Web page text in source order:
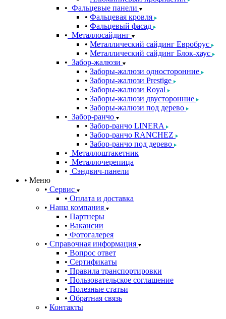
Фальцевые панели
Фальцевая кровля
Фальцевый фасад
Металлосайдинг
Металлический сайдинг Евробрус
Металлический сайдинг Блок-хаус
Забор-жалюзи
Заборы-жалюзи односторонние
Заборы-жалюзи Prestige
Заборы-жалюзи Royal
Заборы-жалюзи двусторонние
Заборы-жалюзи под дерево
Забор-ранчо
Забор-ранчо LINERA
Забор-ранчо RANCHEZ
Забор-ранчо под дерево
Металлоштакетник
Металлочерепица
Сэндвич-панели
Меню
Сервис
Оплата и доставка
Наша компания
Партнеры
Вакансии
Фотогалерея
Справочная информация
Вопрос ответ
Сертификаты
Правила транспортировки
Пользовательское соглашение
Полезные статьи
Обратная связь
Контакты